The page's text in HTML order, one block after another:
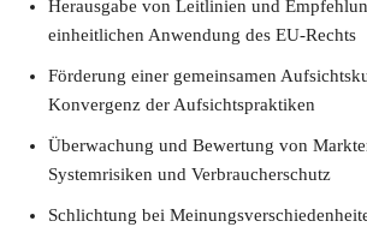
Herausgabe von Leitlinien und
einheitlichen Anwendung des EU-Rechts
Förderung einer gemeinsamen
Konvergenz der Aufsichtspraktiken
Überwachung und Bewertung von
Systemrisiken und Verbraucherschutz
Schlichtung bei